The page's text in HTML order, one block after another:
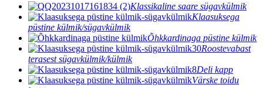
Klassikaline saare sügavkülmik
Klaasuksega
püstine külmik/sügavkülmik
Õhkkardinaga püstine külmik
Roostevabast
terasest sügavkülmik/külmik
Deli kapp
Värske toidu